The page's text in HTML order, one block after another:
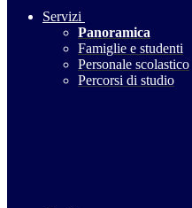
Servizi
Panoramica
Famiglie e studenti
Personale scolastico
Percorsi di studio